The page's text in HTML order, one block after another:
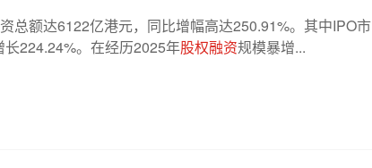
总额达6122亿港元，同比增幅高达250.91%。其中IPO市
224.24%。在经历2025年股权融资规模暴增...